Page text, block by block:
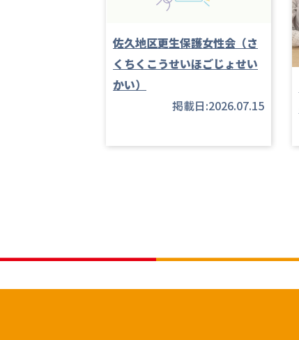
佐久地区更生保護女性会（さ
くちくこうせいほごじょせい
かい）
掲載日:2026.07.15